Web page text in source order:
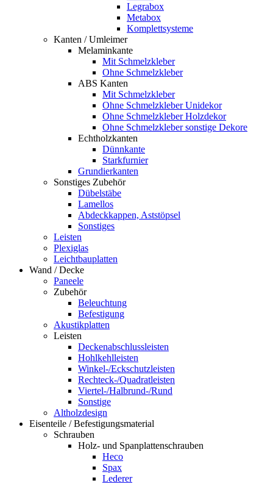
Legrabox
Metabox
Komplettsysteme
Kanten / Umleimer
Melaminkante
Mit Schmelzkleber
Ohne Schmelzkleber
ABS Kanten
Mit Schmelzkleber
Ohne Schmelzkleber Unidekor
Ohne Schmelzkleber Holzdekor
Ohne Schmelzkleber sonstige Dekore
Echtholzkanten
Dünnkante
Starkfurnier
Grundierkanten
Sonstiges Zubehör
Dübelstäbe
Lamellos
Abdeckkappen, Aststöpsel
Sonstiges
Leisten
Plexiglas
Leichtbauplatten
Wand / Decke
Paneele
Zubehör
Beleuchtung
Befestigung
Akustikplatten
Leisten
Deckenabschlussleisten
Hohlkehlleisten
Winkel-/Eckschutzleisten
Rechteck-/Quadratleisten
Viertel-/Halbrund-/Rund
Sonstige
Altholzdesign
Eisenteile / Befestigungsmaterial
Schrauben
Holz- und Spanplattenschrauben
Heco
Spax
Lederer